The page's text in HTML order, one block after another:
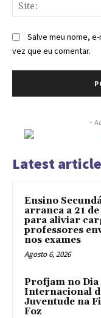
Salve meu nome,
vez que eu comentar.
-
Latest article
Ensino
arranca a 21
para aliviar
professores
nos exames
Agosto 6, 2026
Profjam no Dia
Internacional
Juventude na
Foz